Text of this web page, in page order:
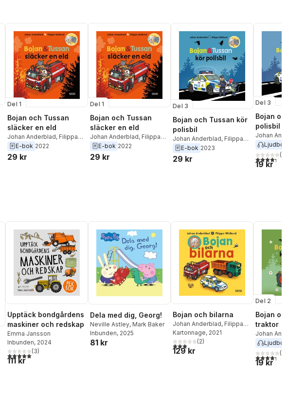
Del 1
Bojan och Tussan
släcker en eld
Johan Anderblad, Filippa
Widlund
E-bok 2022
29 kr
Del 1
Bojan och Tussan
släcker en eld
Johan Anderblad, Filippa
Widlund
E-bok 2022
29 kr
Del 3
Bojan och Tussan kör
polisbil
Johan Anderblad, Filippa
Widlund
E-bok 2023
29 kr
Del 3
Bojan och
polisbil
Johan Anderblad
Ljudbok
4,3utav 5(
19 kr
Upptäck bondgårdens
maskiner och redskap
Emma Jansson
Inbunden, 2024
5,0utav 5 stjärnor. Totalt antal röster:
(3)
111 kr
Dela med dig, Georg!
Neville Astley, Mark Baker
Inbunden, 2025
81 kr
Bojan och bilarna
Johan Anderblad, Filippa
Widlund
Kartonnage, 2021
3,0utav 5 stjärnor. Totalt antal röster:
(2)
129 kr
Del 2
Bojan och
traktor
Johan Anderblad
Ljudbok
4,3utav 5(
19 kr